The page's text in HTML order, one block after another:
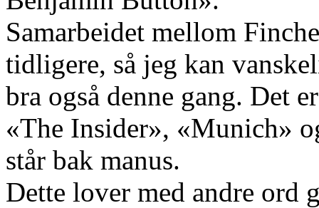
Samarbeidet mellom
tidligere, så jeg kan
bra også denne gang. Det
«The Insider», «Munich»
står bak manus.
Dette lover med andre ord